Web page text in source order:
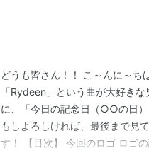
どうも皆さん！！ こ～んに～ち
「Rydeen」という曲が大好き
に、「今日の記念日（○○の日）
もしよろしければ、最後まで見
す！ 【目次】 今回のロゴ ロゴ